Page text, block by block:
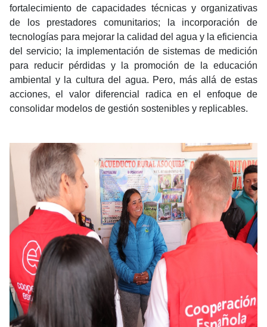
fortalecimiento de capacidades técnicas y organizativas
de los prestadores comunitarios; la incorporación de
tecnologías para mejorar la calidad del agua y la eficiencia
del servicio; la implementación de sistemas de medición
para reducir pérdidas y la promoción de la educación
ambiental y la cultura del agua. Pero, más allá de estas
acciones, el valor diferencial radica en el enfoque de
consolidar modelos de gestión sostenibles y replicables.